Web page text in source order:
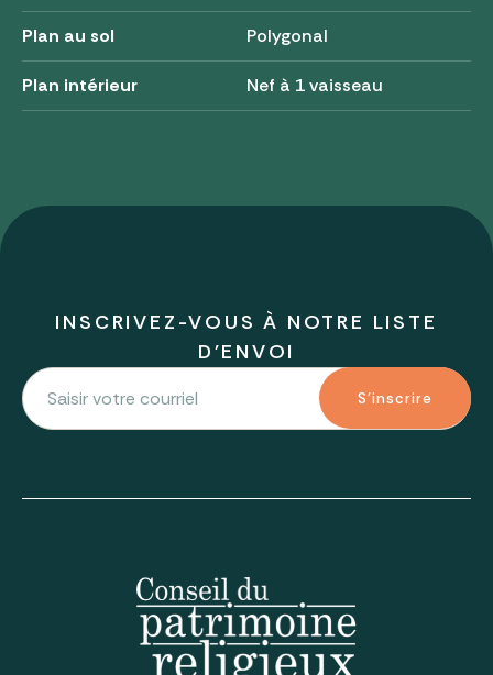
Plan au sol Polygonal
Plan intérieur Nef à 1 vaisseau
INSCRIVEZ-VOUS À NOTRE LISTE
D'ENVOI
S'inscrire